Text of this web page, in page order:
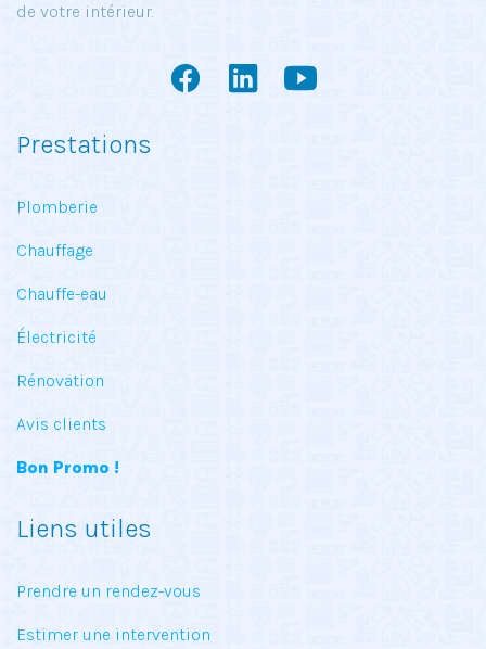
de votre intérieur.
Prestations
Plomberie
Chauffage
Chauffe-eau
Électricité
Rénovation
Avis clients
Bon Promo !
Liens utiles
Prendre un rendez-vous
Estimer une intervention